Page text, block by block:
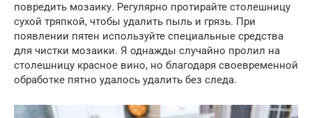
повредить мозаику. Регулярно протирайте столешницу
сухой тряпкой, чтобы удалить пыль и грязь. При
появлении пятен используйте специальные средства
для чистки мозаики. Я однажды случайно пролил на
столешницу красное вино, но благодаря своевременной
обработке пятно удалось удалить без следа.